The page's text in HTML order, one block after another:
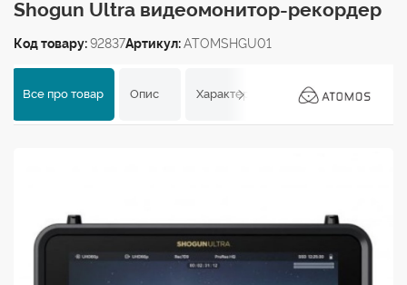
Shogun Ultra видеомонитор-рекордер
Код товару:92837Артикул:ATOMSHGU01
Все про товар Опис Характеристики Відгуки